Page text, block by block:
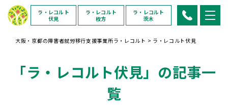
ラ・レコルト
伏見
ラ・レコルト
枚方
ラ・レコルト
茨木
大阪・京都の障害者就労移行支援事業所ラ・レコルト > ラ・レコルト伏見
「ラ・レコルト伏見」の記事一
覧